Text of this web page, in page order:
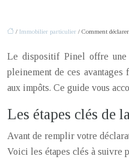
/ Immobilier particulier/ Comment
Le dispositif Pinel offre une
pleinement de ces
aux impôts. Ce guide vous
Les étapes clés de
Avant de remplir votre
Voici les étapes clés à suivre